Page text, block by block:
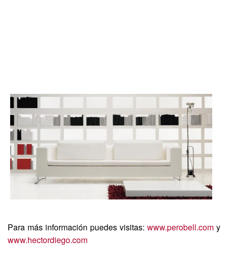
Para más información puedes visitas: www.perobell.com y
www.hectordiego.com